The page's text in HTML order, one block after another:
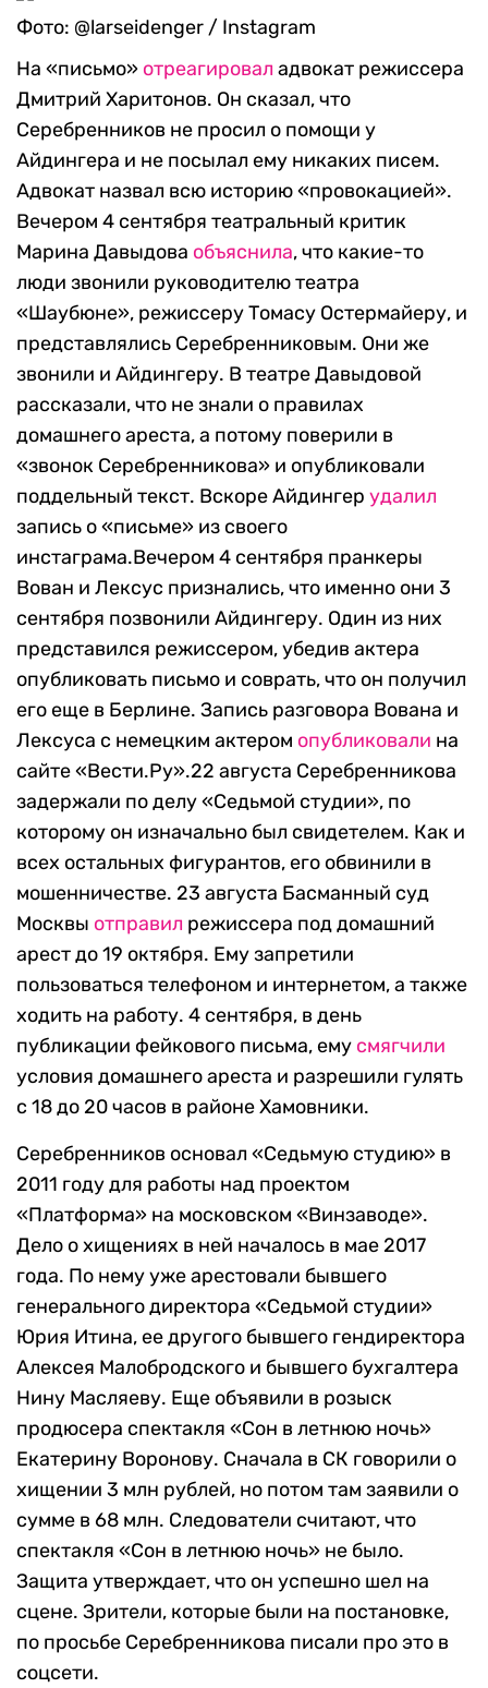
Фото: @larseidenger / Instagram
На «письмо» отреагировал адвокат режиссера
Дмитрий Харитонов. Он сказал, что
Серебренников не просил о помощи у
Айдингера и не посылал ему никаких писем.
Адвокат назвал всю историю «провокацией».
Вечером 4 сентября театральный критик
Марина Давыдова объяснила, что какие-то
люди звонили руководителю театра
«Шаубюне», режиссеру Томасу Остермайеру, и
представлялись Серебренниковым. Они же
звонили и Айдингеру. В театре Давыдовой
рассказали, что не знали о правилах
домашнего ареста, а потому поверили в
«звонок Серебренникова» и опубликовали
поддельный текст. Вскоре Айдингер удалил
запись о «письме» из своего
инстаграма.Вечером 4 сентября пранкеры
Вован и Лексус признались, что именно они 3
сентября позвонили Айдингеру. Один из них
представился режиссером, убедив актера
опубликовать письмо и соврать, что он получил
его еще в Берлине. Запись разговора Вована и
Лексуса с немецким актером опубликовали на
сайте «Вести.Ру».22 августа Серебренникова
задержали по делу «Седьмой студии», по
которому он изначально был свидетелем. Как и
всех остальных фигурантов, его обвинили в
мошенничестве. 23 августа Басманный суд
Москвы отправил режиссера под домашний
арест до 19 октября. Ему запретили
пользоваться телефоном и интернетом, а также
ходить на работу. 4 сентября, в день
публикации фейкового письма, ему смягчили
условия домашнего ареста и разрешили гулять
с 18 до 20 часов в районе Хамовники.
Серебренников основал «Седьмую студию» в
2011 году для работы над проектом
«Платформа» на московском «Винзаводе».
Дело о хищениях в ней началось в мае 2017
года. По нему уже арестовали бывшего
генерального директора «Седьмой студии»
Юрия Итина, ее другого бывшего гендиректора
Алексея Малобродского и бывшего бухгалтера
Нину Масляеву. Еще объявили в розыск
продюсера спектакля «Сон в летнюю ночь»
Екатерину Воронову. Сначала в СК говорили о
хищении 3 млн рублей, но потом там заявили о
сумме в 68 млн. Следователи считают, что
спектакля «Сон в летнюю ночь» не было.
Защита утверждает, что он успешно шел на
сцене. Зрители, которые были на постановке,
по просьбе Серебренникова писали про это в
соцсети.